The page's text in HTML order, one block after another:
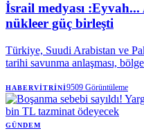
İsrail medyası
nükleer güç birleşti
Türkiye, Suudi Arabistan ve
tarihi savunma anlaşması,
HABERVITRINI9509 Görüntüleme
GÜNDEM